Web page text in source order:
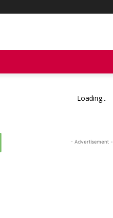
Loading...
- Advertisement -